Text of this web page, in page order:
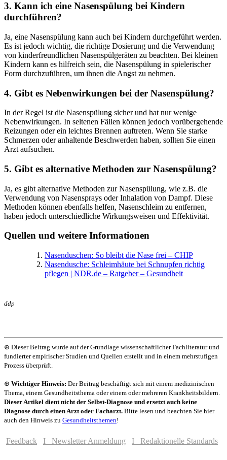
3. Kann ich eine Nasenspülung bei Kindern
durchführen?
Ja, eine Nasenspülung kann auch bei Kindern durchgeführt werden.
Es ist jedoch wichtig, die richtige Dosierung und die Verwendung
von kinderfreundlichen Nasenspülgeräten zu beachten. Bei kleinen
Kindern kann es hilfreich sein, die Nasenspülung in spielerischer
Form durchzuführen, um ihnen die Angst zu nehmen.
4. Gibt es Nebenwirkungen bei der Nasenspülung?
In der Regel ist die Nasenspülung sicher und hat nur wenige
Nebenwirkungen. In seltenen Fällen können jedoch vorübergehende
Reizungen oder ein leichtes Brennen auftreten. Wenn Sie starke
Schmerzen oder anhaltende Beschwerden haben, sollten Sie einen
Arzt aufsuchen.
5. Gibt es alternative Methoden zur Nasenspülung?
Ja, es gibt alternative Methoden zur Nasenspülung, wie z.B. die
Verwendung von Nasensprays oder Inhalation von Dampf. Diese
Methoden können ebenfalls helfen, Nasenschleim zu entfernen,
haben jedoch unterschiedliche Wirkungsweisen und Effektivität.
Quellen und weitere Informationen
Nasenduschen: So bleibt die Nase frei – CHIP
Nasendusche: Schleimhäute bei Schnupfen richtig
pflegen | NDR.de – Ratgeber – Gesundheit
ddp
⊕ Dieser Beitrag wurde auf der Grundlage wissenschaftlicher Fachliteratur und
fundierter empirischer Studien und Quellen erstellt und in einem mehrstufigen
Prozess überprüft.
⊕ Wichtiger Hinweis: Der Beitrag beschäftigt sich mit einem medizinischen
Thema, einem Gesundheitsthema oder einem oder mehreren Krankheitsbildern.
Dieser Artikel dient nicht der Selbst-Diagnose und ersetzt auch keine
Diagnose durch einen Arzt oder Facharzt. Bitte lesen und beachten Sie hier
auch den Hinweis zu Gesundheitsthemen!
Feedback I Newsletter Anmeldung I Redaktionelle Standards